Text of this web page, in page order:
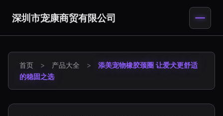
深圳市宠康商贸有限公司
首页 > 产品大全 >
添美宠物橡胶颈圈 让爱犬更舒适
的稳固之选